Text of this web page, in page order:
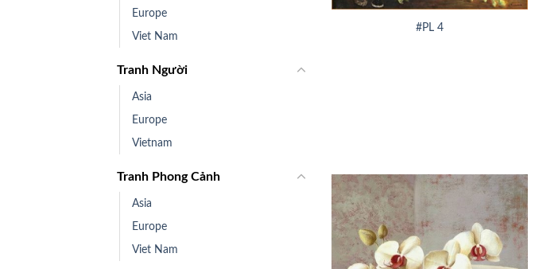
Europe
Viet Nam
Tranh Người
Asia
Europe
Vietnam
Tranh Phong Cảnh
Asia
Europe
Viet Nam
#PL 4